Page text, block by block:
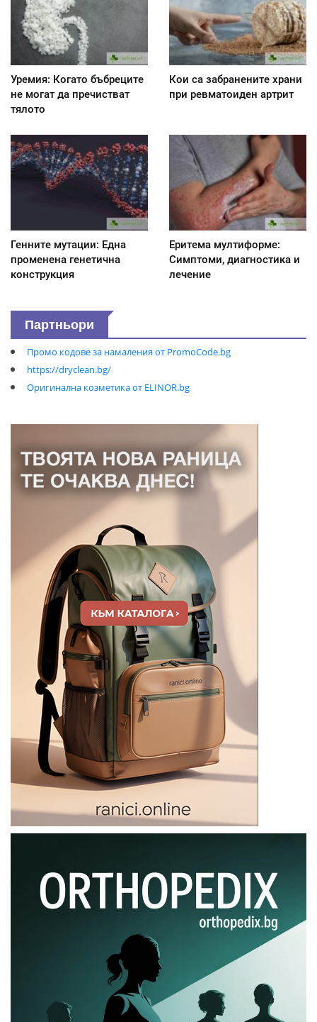
Уремия: Когато бъбреците
не могат да пречистват
тялото
Кои са забранените храни
при ревматоиден артрит
Генните мутации: Една
променена генетична
конструкция
Еритема мултиформе:
Симптоми, диагностика и
лечение
Партньори
Промо кодове за намаления от PromoCode.bg
https://dryclean.bg/
Оригинална козметика от ELINOR.bg